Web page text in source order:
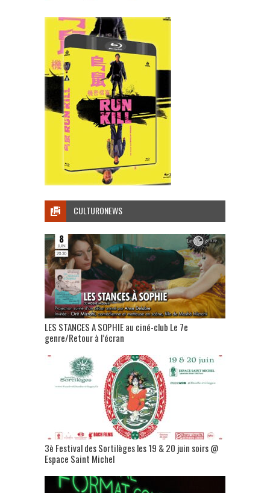
CULTURONEWS
LES STANCES A SOPHIE au ciné-club Le 7e
genre/Retour à l’écran
3è Festival des Sortilèges les 19 & 20 juin soirs @
Espace Saint Michel